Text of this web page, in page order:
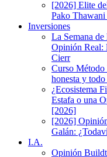
[2026] Elite
Pako Thawani
Inversiones
La Semana
Opinión Real:
Cierr
Curso Método
honesta y
¿Ecosistema
Estafa o una
[2026]
[2026]
Galán:
I.A.
Opinión Buildt